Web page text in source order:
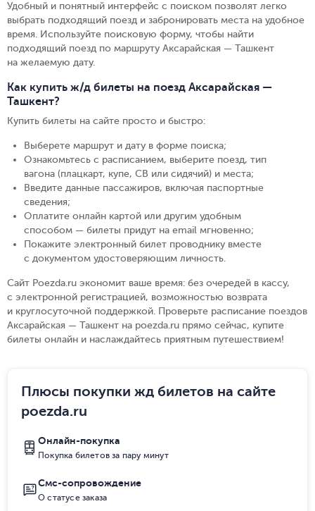
Удобный и понятный интерфейс с поиском позволят легко
выбрать подходящий поезд и забронировать места на удобное
время. Используйте поисковую форму, чтобы найти
подходящий поезд по маршруту Аксарайская — Ташкент
на желаемую дату.
Как купить ж/д билеты на поезд Аксарайская —
Ташкент?
Купить билеты на сайте просто и быстро:
Выберете маршрут и дату в форме поиска;
Ознакомьтесь с расписанием, выберите поезд, тип
вагона (плацкарт, купе, СВ или сидячий) и места;
Введите данные пассажиров, включая паспортные
сведения;
Оплатите онлайн картой или другим удобным
способом — билеты придут на email мгновенно;
Покажите электронный билет проводнику вместе
с документом удостоверяющим личность.
Сайт Poezda.ru экономит ваше время: без очередей в кассу,
с электронной регистрацией, возможностью возврата
и круглосуточной поддержкой. Проверьте расписание поездов
Аксарайская — Ташкент на poezda.ru прямо сейчас, купите
билеты онлайн и наслаждайтесь приятным путешествием!
Плюсы покупки жд билетов на сайте
poezda.ru
Онлайн-покупка
Покупка билетов за пару минут
Смс-сопровождение
О статусе заказа